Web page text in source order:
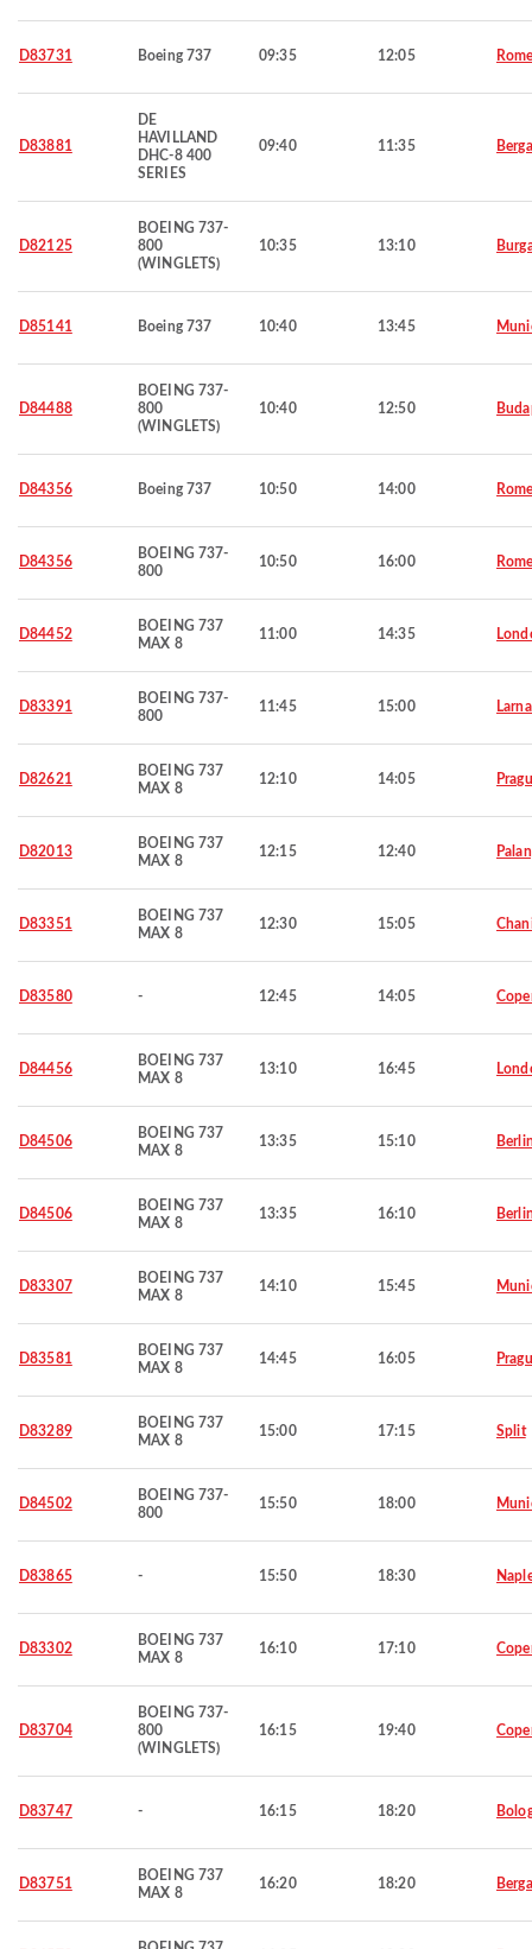
D83731 Boeing 737 09:35 12:05
D83881
DE
HAVILLAND
DHC-8 400
SERIES
09:40 11:35
D82125
BOEING 737-
800
(WINGLETS)
10:35 13:10
D85141 Boeing 737 10:40 13:45
D84488
BOEING 737-
800
(WINGLETS)
10:40 12:50
D84356 Boeing 737 10:50 14:00
D84356
BOEING 737-
800
10:50 16:00
D84452
BOEING 737
MAX 8
11:00 14:35
D83391
BOEING 737-
800
11:45 15:00
D82621
BOEING 737
MAX 8
12:10 14:05
D82013
BOEING 737
MAX 8
12:15 12:40
D83351
BOEING 737
MAX 8
12:30 15:05
D83580 - 12:45 14:05
D84456
BOEING 737
MAX 8
13:10 16:45
D84506
BOEING 737
MAX 8
13:35 15:10
D84506
BOEING 737
MAX 8
13:35 16:10
D83307
BOEING 737
MAX 8
14:10 15:45
D83581
BOEING 737
MAX 8
14:45 16:05
D83289
BOEING 737
MAX 8
15:00 17:15 Split
D84502
BOEING 737-
800
15:50 18:00
D83865 - 15:50 18:30
D83302
BOEING 737
MAX 8
16:10 17:10
D83704
BOEING 737-
800
(WINGLETS)
16:15 19:40
D83747 - 16:15 18:20
D83751
BOEING 737
MAX 8
16:20 18:20